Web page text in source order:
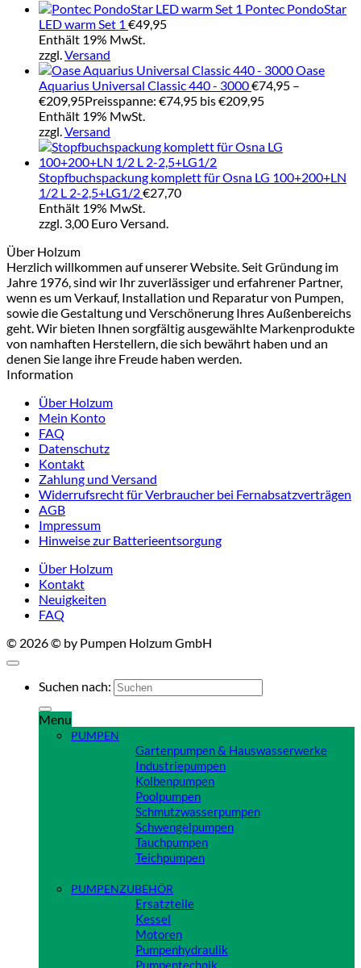
Pontec PondoStar
LED warm Set 1 €49,95
Enthält 19% MwSt.
zzgl.Versand
Oase
Aquarius Universal Classic 440 - 3000€74,95 –
€209,95Preisspanne: €74,95 bis €209,95
Enthält 19% MwSt.
zzgl.Versand
Stopfbuchspackung komplett für Osna LG 100+200+LN
1/2 L 2-2,5+LG1/2€27,70
Enthält 19% MwSt.
zzgl. 3,00 Euro Versand.
Über Holzum
Herzlich willkommen auf unserer Website. Seit Gründung im
Jahre 1976, sind wir Ihr zuverlässiger und erfahrener Partner,
wenn es um Verkauf, Installation und Reparatur von Pumpen,
sowie die Gestaltung und Verschönerung Ihres Außenbereichs
geht. Wir bieten Ihnen sorgfältig ausgewählte Markenprodukte
von namhaften Herstellern, die sich bewährt haben und an
denen Sie lange ihre Freude haben werden.
Information
Über Holzum
Mein Konto
FAQ
Datenschutz
Kontakt
Zahlung und Versand
Widerrufsrecht für Verbraucher bei Fernabsatzverträgen
AGB
Impressum
Hinweise zur Batterieentsorgung
Über Holzum
Kontakt
Neuigkeiten
FAQ
© 2026 © by Pumpen Holzum GmbH
Suchen nach:
Menu
PUMPEN
Gartenpumpen & Hauswasserwerke
Industriepumpen
Kolbenpumpen
Poolpumpen
Schmutzwasserpumpen
Schwengelpumpen
Tauchpumpen
Teichpumpen
PUMPENZUBEHÖR
Ersatzteile
Kessel
Motoren
Pumpenhydraulik
Pumpentechnik